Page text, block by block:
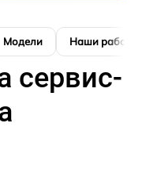
Модели Наши работы
сервис-